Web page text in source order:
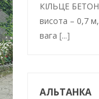
КІЛЬЦЕ
висота – 0,7
вага[...]
АЛЬТАНКА